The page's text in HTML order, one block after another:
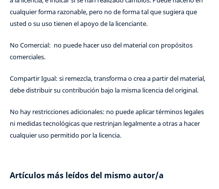
cualquier forma razonable, pero no de forma tal que sugiera que
usted o su uso tienen el apoyo de la licenciante.
No Comercial: no puede hacer uso del material con propósitos
comerciales.
Compartir Igual: si remezcla, transforma o crea a partir del material,
debe distribuir su contribución bajo la misma licencia del original.
No hay restricciones adicionales: no puede aplicar términos legales
ni medidas tecnológicas que restrinjan legalmente a otras a hacer
cualquier uso permitido por la licencia.
Artículos más leídos del mismo autor/a